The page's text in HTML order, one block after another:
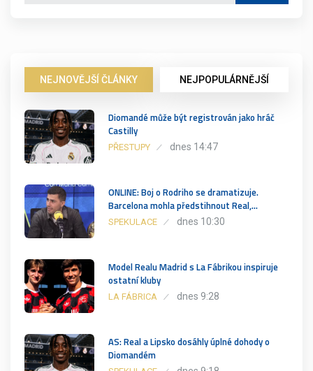
NEJNOVĚJŠÍ ČLÁNKY NEJPOPULÁRNĚJŠÍ
Diomandé může být registrován jako hráč
Castilly
PŘESTUPY dnes 14:47
ONLINE: Boj o Rodriho se dramatizuje.
Barcelona mohla předstihnout Real,…
SPEKULACE dnes 10:30
Model Realu Madrid s La Fábrikou inspiruje
ostatní kluby
LA FÁBRICA dnes 9:28
AS: Real a Lipsko dosáhly úplné dohody o
Diomandém